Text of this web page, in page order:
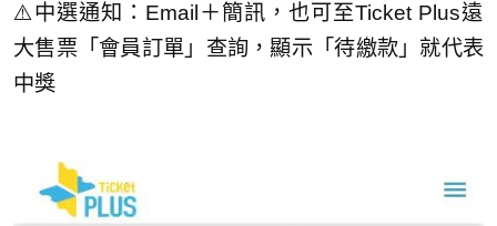
⚠️中選通知：Email＋簡訊，也可至Ticket Plus遠
大售票「會員訂單」查詢，顯示「待繳款」就代表
中獎